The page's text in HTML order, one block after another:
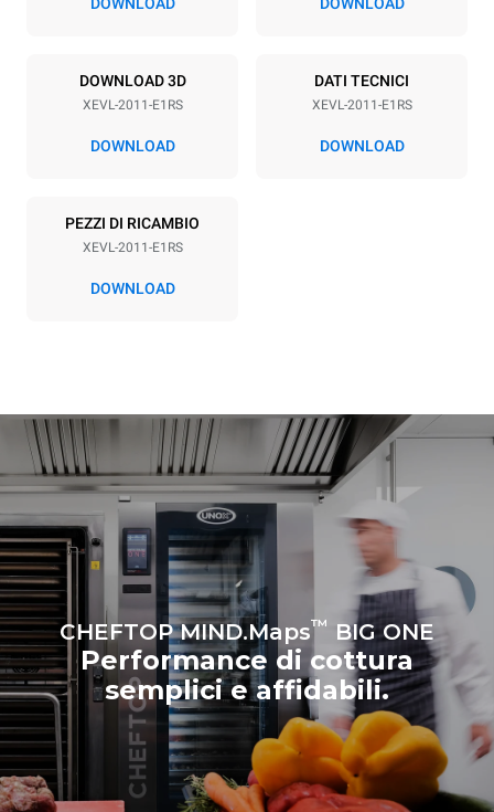
3~
50 / 60 Hz NON INCLUSO
172.4 kWh/gg
rinnovabili.Greenhouse
Gas Protocol
Stima calcolata ipotizzando un
utilizzo giornaliero (365
giorni/anno) del forno:
6 pieni carichi di polli
arrosto
6 pieni carichi di cotture al
vapore
Stima calcolata ipotizzando i
seguenti lavaggi settimanali (52
settimane/anno):
7 lavaggi lunghi
DOWNLOAD 3D
XEVL-2011-E1RS
DOWNLOAD
DATI TECNICI
XEVL-2011-E1RS
DOWNLOAD
PEZZI DI RICAMBIO
XEVL-2011-E1RS
DOWNLOAD
CHEFTOP MIND.Maps™ BIG ONE
Performance di cottura
semplici e affidabili.